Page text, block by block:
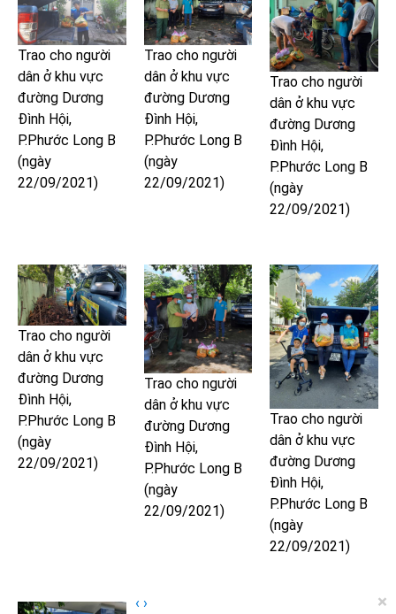
Trao cho người
dân ở khu vực
đường Dương
Đình Hội,
P.Phước Long B
(ngày
22/09/2021)
Trao cho người
dân ở khu vực
đường Dương
Đình Hội,
P.Phước Long B
(ngày
22/09/2021)
Trao cho người
dân ở khu vực
đường Dương
Đình Hội,
P.Phước Long B
(ngày
22/09/2021)
Trao cho người
dân ở khu vực
đường Dương
Đình Hội,
P.Phước Long B
(ngày
22/09/2021)
Trao cho người
dân ở khu vực
đường Dương
Đình Hội,
P.Phước Long B
(ngày
22/09/2021)
Trao cho người
dân ở khu vực
đường Dương
Đình Hội,
P.Phước Long B
(ngày
22/09/2021)
‹ › ×